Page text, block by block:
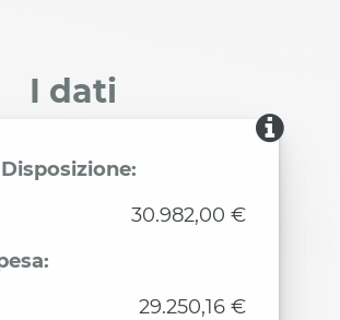
I dati
30.982,00 €
29.250,16 €